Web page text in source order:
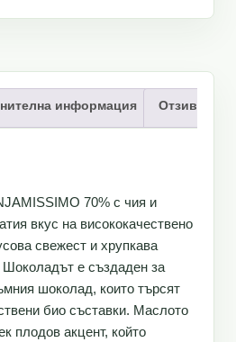
информация Отзиви (0)
70% с чия и
вкус на висококачествено
свежест и хрупкава
Шоколадът е създаден за
шоколад, които търсят
био съставки. Маслото
плодов акцент, който